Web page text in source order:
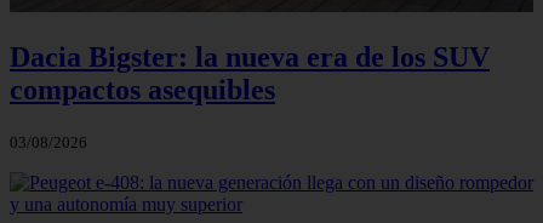
Dacia Bigster: la nueva era de los SUV
compactos asequibles
03/08/2026